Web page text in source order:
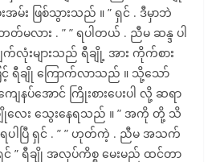
အမ်း ဖြစ်သွားသည် ။ ” ရှင် . ဒီမှာဘဲ
လား . ” ” ရပါတယ် . ညီမ ဆန္ဒ ပါ
လုံးများသည် ရီချို့ အား ကိုက်စား
ရီချို ကြောက်လာသည် ။ သို့သော်
နပ်အောင် ကြိုးစားပေးပါ လို့ ဆရာ
ျိုလေး သွေးနေရသည် ။ ” အကို တို့ သိ
ပါပြီ ရှင် . ” ” ဟုတ်ကဲ့ . ညီမ အသက်
” ရီချို အလုပ်ကိစ္စ မေးမည် ထင်တာ